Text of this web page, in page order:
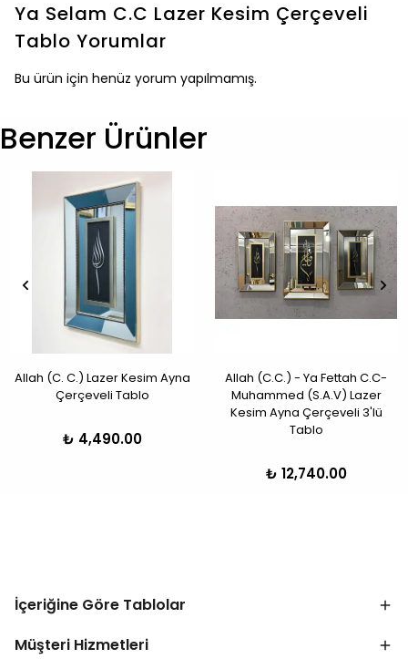
Ya Selam C.C Lazer Kesim Çerçeveli
Tablo Yorumlar
Bu ürün için henüz yorum yapılmamış.
Benzer Ürünler
Allah (C. C.) Lazer Kesim Ayna
Çerçeveli Tablo
₺ 4,490.00
Allah (C.C.) - Ya Fettah C.C-
Muhammed (S.A.V) Lazer
Kesim Ayna Çerçeveli 3'lü
Tablo
₺ 12,740.00
İçeriğine Göre Tablolar
Müşteri Hizmetleri